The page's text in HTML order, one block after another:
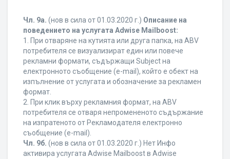
Чл. 9а. (нов в сила от 01.03.2020 г.) Описание на
поведението на услугата Adwise Mailboost:
1. При отваряне на кутията или друга папка, на ABV
потребителя се визуализират един или повече
рекламни формати, съдържащи Subject на
електронното съобщение (e-mail), който е обект на
изпълнение от услугата и обозначение за рекламен
формат.
2. При клик върху рекламния формат, на ABV
потребителя се отваря непромененото съдържание
на изпратеното от Рекламодателя електронно
съобщение (e-mail).
Чл. 9б. (нов в сила от 01.03.2020 г.) Нет Инфо
активира услугата Adwise Mailboost в Adwise